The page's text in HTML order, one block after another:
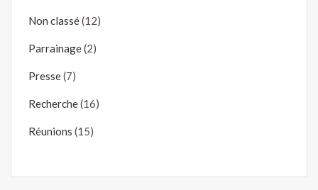
Non classé(12)
Parrainage(2)
Presse(7)
Recherche(16)
Réunions (15)